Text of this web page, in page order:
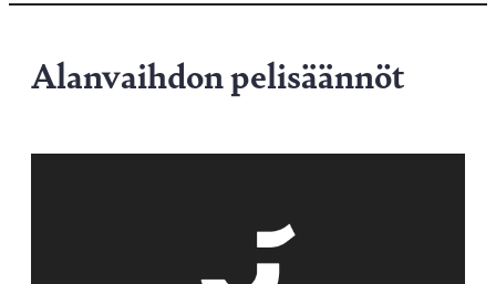
Alanvaihdon pelisäännöt